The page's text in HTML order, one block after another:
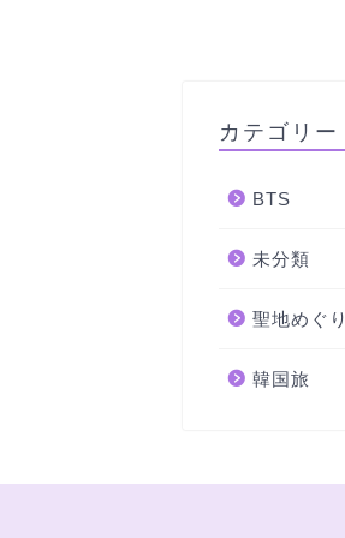
カテゴリー
BTS
未分類
聖地めぐり
韓国旅